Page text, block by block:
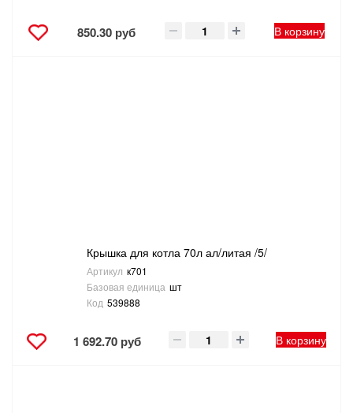
850.30 руб В корзину
Крышка для котла 70л ал/литая /5/
Артикул к701
Базовая единица шт
Код 539888
1 692.70 руб В корзину